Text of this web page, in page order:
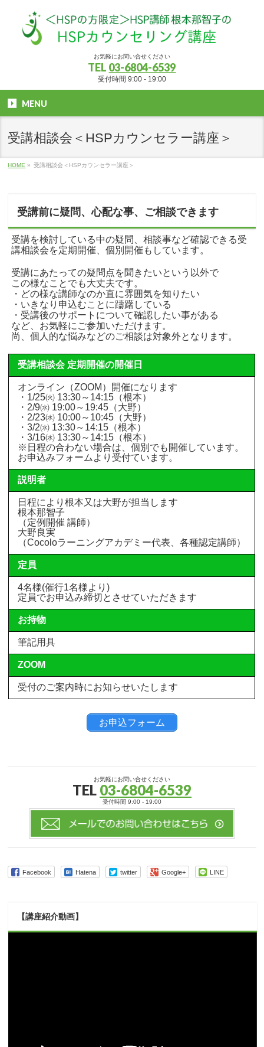
お気軽にお問い合せください
TEL 03-6804-6539
受付時間 9:00 - 19:00
MENU
受講相談会＜HSPカウンセラー講座＞
HOME » 受講相談会＜HSPカウンセラー講座＞
受講前に疑問、心配な事、ご相談できます
受講を検討している中の疑問、相談事など確認できる受
講相談会を定期開催、個別開催もしています。
受講にあたっての疑問点を聞きたいという以外で
この様なことでも大丈夫です。
・どの様な講師なのか直に雰囲気を知りたい
・いきなり申込むことに躊躇している
・受講後のサポートについて確認したい事がある
など、お気軽にご参加いただけます。
尚、個人的な悩みなどのご相談は対象外となります。
受講相談会 定期開催の開催日
オンライン（ZOOM）開催になります
・1/25㈫ 13:30～14:15（根本）
・2/9㈬ 19:00～19:45（大野）
・2/23㈬ 10:00～10:45（大野）
・3/2㈬ 13:30～14:15（根本）
・3/16㈬ 13:30～14:15（根本）
※日程の合わない場合は、個別でも開催しています。
お申込みフォームより受付ています。
説明者
日程により根本又は大野が担当します
根本那智子
（定例開催 講師）
大野良実
（Cocoloラーニングアカデミー代表、各種認定講師）
定員
4名様(催行1名様より)
定員でお申込み締切とさせていただきます
お持物
筆記用具
ZOOM
受付のご案内時にお知らせいたします
お申込フォーム
お気軽にお問い合せください
TEL 03-6804-6539
受付時間 9:00 - 19:00
Facebook Hatena twitter Google+ LINE
【講座紹介動画】